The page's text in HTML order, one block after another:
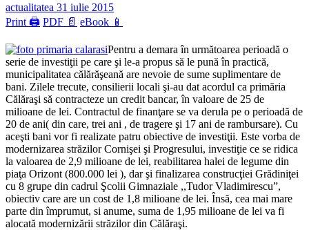
actualitatea 31 iulie 2015
Print 🖨 PDF 📄 eBook 📱
Pentru a demara în următoarea perioadă o
serie de investiţii pe care şi le-a propus să le pună în practică,
municipalitatea călărăşeană are nevoie de sume suplimentare de
bani. Zilele trecute, consilierii locali şi-au dat acordul ca primăria
Călăraşi să contracteze un credit bancar, în valoare de 25 de
milioane de lei. Contractul de finanţare se va derula pe o perioadă de
20 de ani( din care, trei ani , de tragere şi 17 ani de rambursare). Cu
aceşti bani vor fi realizate patru obiective de investiţii. Este vorba de
modernizarea străzilor Cornişei şi Progresului, investiţie ce se ridica
la valoarea de 2,9 milioane de lei, reabilitarea halei de legume din
piaţa Orizont (800.000 lei ), dar şi finalizarea construcţiei Grădiniţei
cu 8 grupe din cadrul Şcolii Gimnaziale ,,Tudor Vladimirescu”,
obiectiv care are un cost de 1,8 milioane de lei. Însă, cea mai mare
parte din împrumut, si anume, suma de 1,95 milioane de lei va fi
alocată modernizării străzilor din Călăraşi.